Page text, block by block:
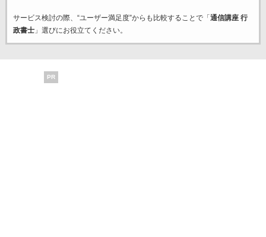
サービス検討の際、“ユーザー満足度”からも比較することで「 通信講座 行
政書士」選びにお役立てください。
PR